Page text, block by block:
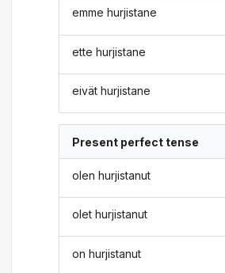
emme hurjistane
ette hurjistane
eivät hurjistane
Present perfect tense
olen hurjistanut
olet hurjistanut
on hurjistanut